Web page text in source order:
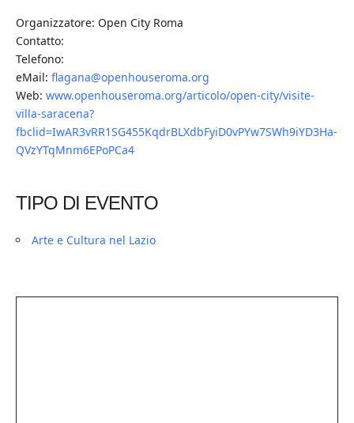
Organizzatore: Open City Roma
Contatto:
Telefono:
eMail: flagana@openhouseroma.org
Web: www.openhouseroma.org/articolo/open-city/visite-
villa-saracena?
fbclid=IwAR3vRR1SG455KqdrBLXdbFyiD0vPYw7SWh9iYD3Ha-
QVzYTqMnm6EPoPCa4
TIPO DI EVENTO
Arte e Cultura nel Lazio